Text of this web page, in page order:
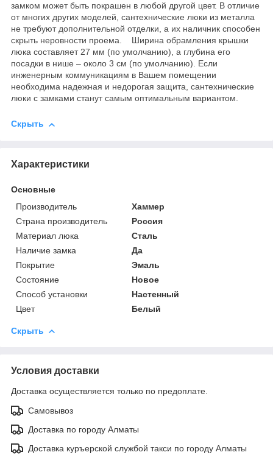
замком может быть покрашен в любой другой цвет. В отличие
от многих других моделей, сантехнические люки из металла
не требуют дополнительной отделки, а их наличник способен
скрыть неровности проема. Ширина обрамления крышки
люка составляет 27 мм (по умолчанию), а глубина его
посадки в нише – около 3 см (по умолчанию). Если
инженерным коммуникациям в Вашем помещении
необходима надежная и недорогая защита, сантехнические
люки с замками станут самым оптимальным вариантом.
Скрыть
Характеристики
Основные
Производитель
Хаммер
Страна производитель
Россия
Материал люка
Сталь
Наличие замка
Да
Покрытие
Эмаль
Состояние
Новое
Способ установки
Настенный
Цвет
Белый
Скрыть
Условия доставки
Доставка осуществляется только по предоплате.
Самовывоз
Доставка по городу Алматы
Доставка куръерской службой такси по городу Алматы